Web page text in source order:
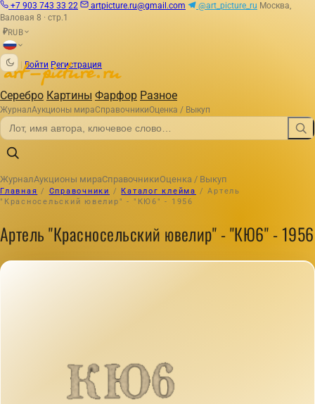
+7 903 743 33 22 artpicture.ru@gmail.com @art_picture_ru Москва,
Валовая 8 · стр.1
₽RUB
Войти Регистрация
Серебро Картины Фарфор Разное
ЖурналАукционы мираСправочникиОценка / Выкуп
ЖурналАукционы мираСправочникиОценка / Выкуп
Главная / Справочники / Каталог клейма / Артель
"Красносельский ювелир" - "КЮ6" - 1956
Артель "Красносельский ювелир" - "КЮ6" - 1956